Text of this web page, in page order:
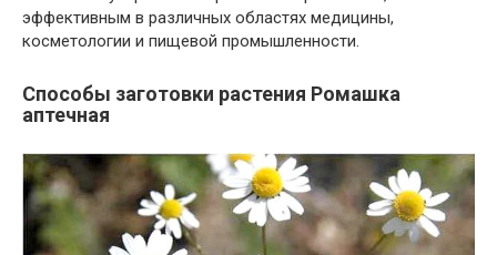
эффективным в различных областях медицины,
косметологии и пищевой промышленности.
Способы заготовки растения Ромашка
аптечная